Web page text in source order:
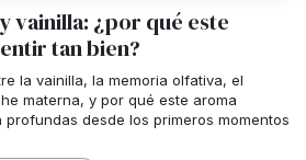
vainilla: ¿por qué este
tan bien?
la vainilla, la memoria olfativa, el
materna, y por qué este aroma
desde los primeros momentos